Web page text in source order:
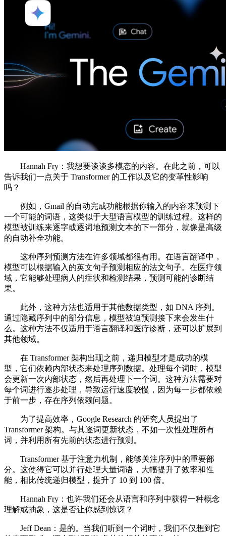
Hannah Fry：我想要谈谈多模态的内容。在此之前，可以
告诉我们一点关于 Transformer 的工作以及它的变革性影响
吗？
例如，Gmail 的自动完成功能根据你输入的内容来预测下
一个可能的词语，这类似于大型语言模型的训练过程。这样的
模型被训练来逐字或逐词地预测文本的下一部分，就像是高级
的自动补全功能。
这种序列预测方法在许多领域都很有用。在语言翻译中，
模型可以根据输入的英文句子预测相应的法文句子。在医疗领
域，它能够处理病人的症状和检测结果，预测可能的诊断结
果。
此外，这种方法也适用于其他数据类型，如 DNA 序列。
通过隐藏序列中的部分信息，模型被迫预测接下来会发生什
么。这种方法不仅适用于语言翻译和医疗诊断，还可以扩展到
其他领域。
在 Transformer 架构出现之前，递归模型才是成功的模
型，它们依赖内部状态来处理序列数据。处理每个词时，模型
会更新一次内部状态，然后再处理下一个词。这种方法需要对
每个词进行逐步处理，导致运行速度较慢，因为每一步都依赖
于前一步，存在序列依赖问题。
为了提高效率，Google Research 的研究人员提出了
Transformer 架构。与其逐词更新状态，不如一次性处理所有
词，并利用所有先前的状态进行预测。
Transformer 基于注意力机制，能够关注序列中的重要部
分。这使得它可以并行处理大量词语，大幅提升了效率和性
能，相比传统递归模型，提升了 10 到 100 倍。
Hannah Fry：也许我们还会从语言和序列中获得一种概念
理解或抽象，这是否让你感到惊讶？
Jeff Dean：是的。当我们听到一个词时，我们不仅想到它